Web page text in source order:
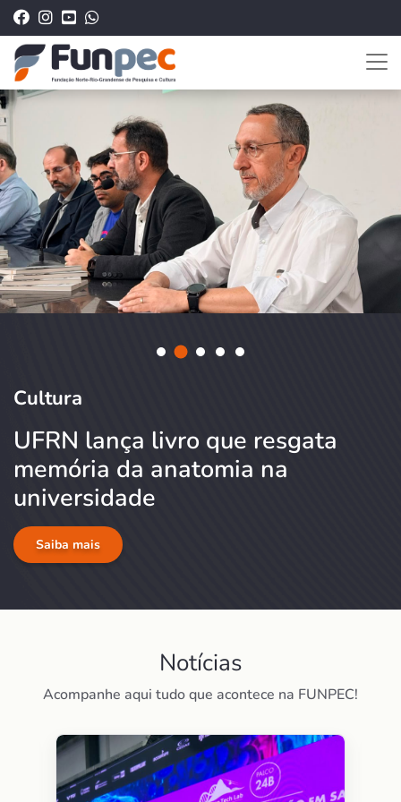
Cultura
UFRN lança livro que resgata
memória da anatomia na
universidade
Saiba mais
Notícias
Acompanhe aqui tudo que acontece na FUNPEC!